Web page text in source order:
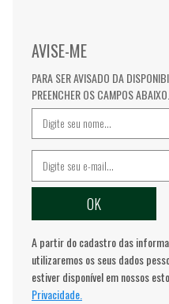
AVISE-ME
PARA SER AVISADO DA
PREENCHER OS CAMPOS ABAIXO.
A partir do cadastro das
utilizaremos os seus dados
estiver disponível em nossos
Privacidade.